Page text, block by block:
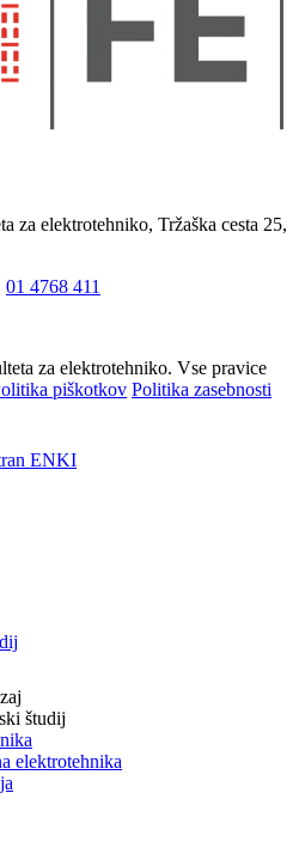
za elektrotehniko, Tržaška cesta 25,
01 4768 411
za elektrotehniko. Vse pravice
piškotkov Politika zasebnosti
ENKI
študij
elektrotehnika